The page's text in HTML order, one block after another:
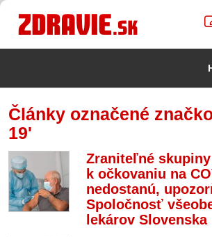
Články označené
19'
Zraniteľné
k očkovaniu na
nedostanú,
Spoločnosť
lekárov Slovenska